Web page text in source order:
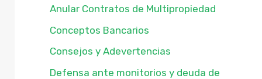
Anular Contratos de Multipropiedad
Conceptos Bancarios
Consejos y Adevertencias
Defensa ante monitorios y deuda de